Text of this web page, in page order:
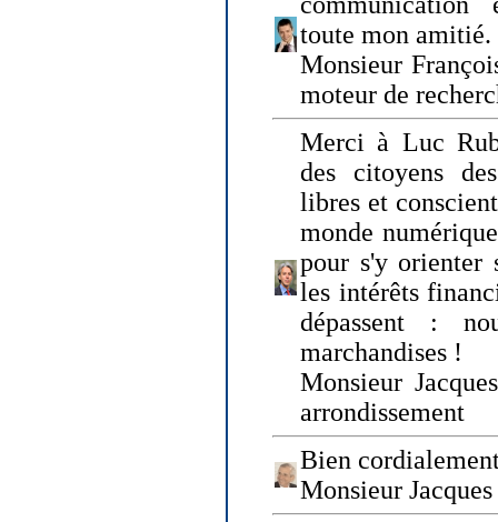
toute mon amitié.
Monsieur
moteur de
Merci à Luc
des citoyens
libres et
monde
pour s'y orienter
les intérêts
dépassent :
marchandises !
Monsieur
arrondissement
Bien
Monsieur